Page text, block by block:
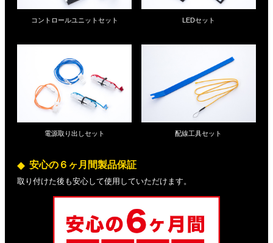
コントロールユニットセット LEDセット
電源取り出しセット 配線工具セット
安心の６ヶ月間製品保証
取り付けた後も安心して使用していただけます。